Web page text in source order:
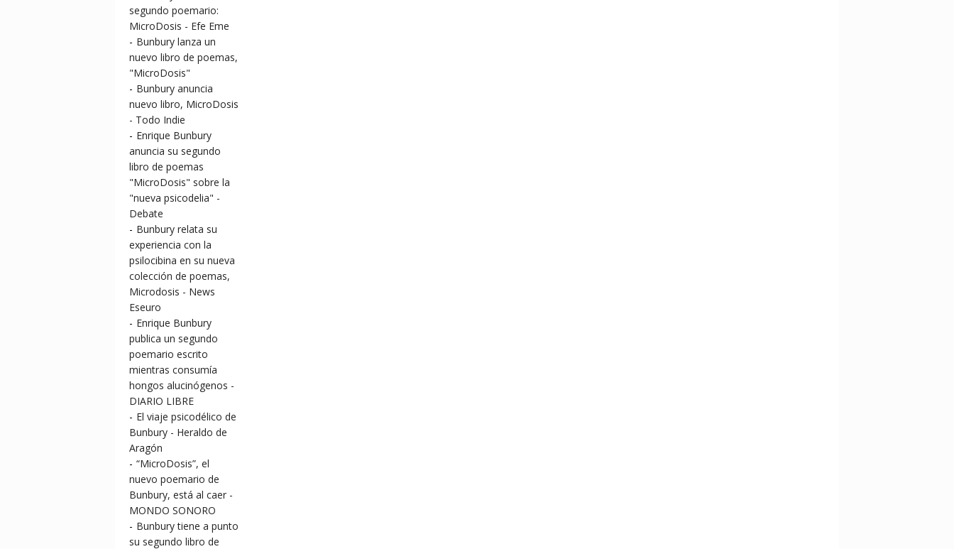
segundo poemario:
MicroDosis - Efe Eme
- Bunbury lanza un
nuevo libro de poemas,
"MicroDosis"
- Bunbury anuncia
nuevo libro, MicroDosis
- Todo Indie
- Enrique Bunbury
anuncia su segundo
libro de poemas
"MicroDosis" sobre la
"nueva psicodelia" -
Debate
- Bunbury relata su
experiencia con la
psilocibina en su nueva
colección de poemas,
Microdosis - News
Eseuro
- Enrique Bunbury
publica un segundo
poemario escrito
mientras consumía
hongos alucinógenos -
DIARIO LIBRE
- El viaje psicodélico de
Bunbury - Heraldo de
Aragón
- “MicroDosis”, el
nuevo poemario de
Bunbury, está al caer -
MONDO SONORO
- Bunbury tiene a punto
su segundo libro de